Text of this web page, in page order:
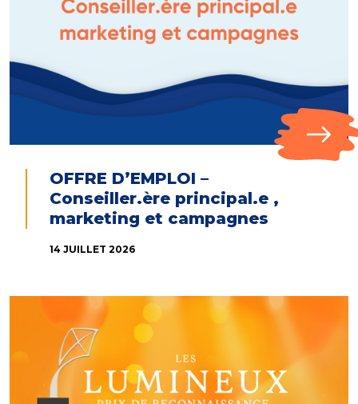
OFFRE D’EMPLOI –
Conseiller.ère principal.e ,
marketing et campagnes
14 JUILLET 2026